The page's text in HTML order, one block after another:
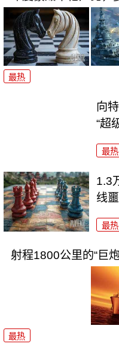
最热
向
“超
最热
1.3
线
最热
射程1800公里的“巨
最热